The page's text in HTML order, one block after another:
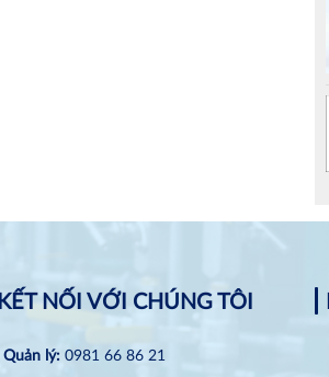
KẾT NỐI VỚI CHÚNG TÔI
Quản lý: 0981 66 86 21